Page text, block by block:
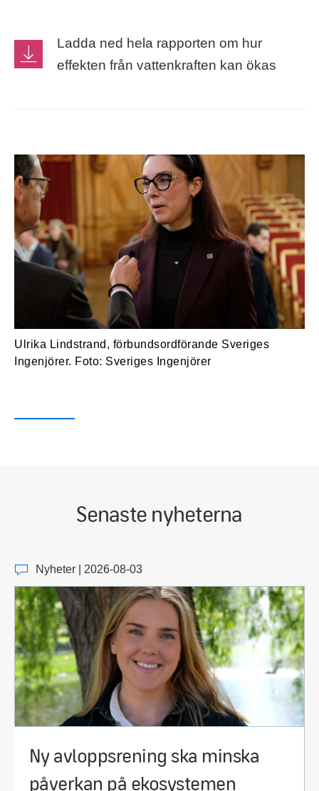
Ladda ned hela rapporten om hur
effekten från vattenkraften kan ökas
Ulrika Lindstrand, förbundsordförande Sveriges
Ingenjörer. Foto: Sveriges Ingenjörer
Senaste nyheterna
Nyheter | 2026-08-03
Ny avloppsrening ska minska
påverkan på ekosystemen